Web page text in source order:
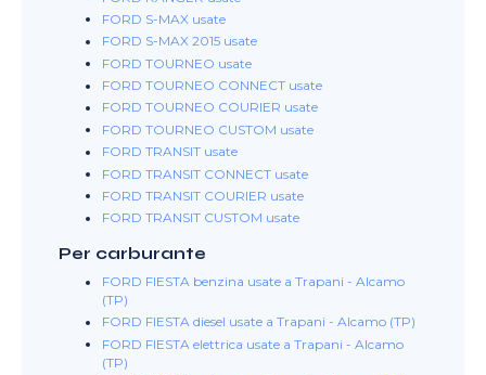
FORD S-MAX usate
FORD S-MAX 2015 usate
FORD TOURNEO usate
FORD TOURNEO CONNECT usate
FORD TOURNEO COURIER usate
FORD TOURNEO CUSTOM usate
FORD TRANSIT usate
FORD TRANSIT CONNECT usate
FORD TRANSIT COURIER usate
FORD TRANSIT CUSTOM usate
Per carburante
FORD FIESTA benzina usate a Trapani - Alcamo
(TP)
FORD FIESTA diesel usate a Trapani - Alcamo (TP)
FORD FIESTA elettrica usate a Trapani - Alcamo
(TP)